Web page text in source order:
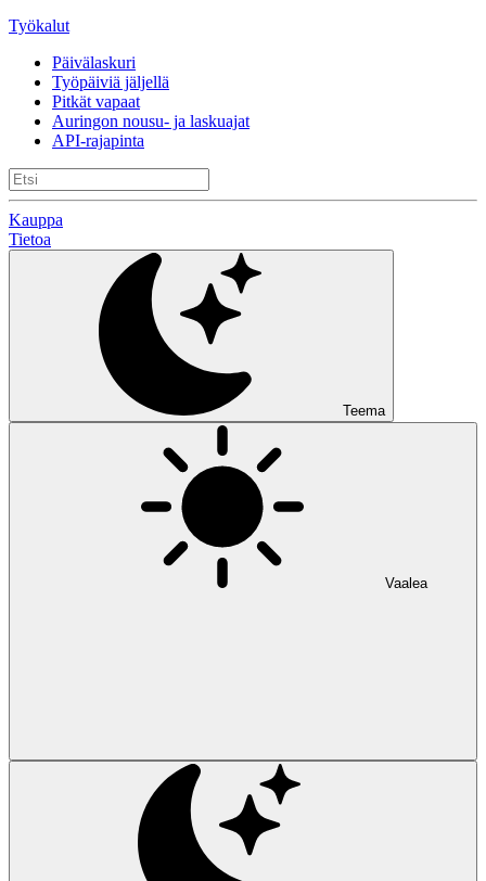
Työkalut
Päivälaskuri
Työpäiviä jäljellä
Pitkät vapaat
Auringon nousu- ja laskuajat
API-rajapinta
Kauppa
Tietoa
Teema
Vaalea